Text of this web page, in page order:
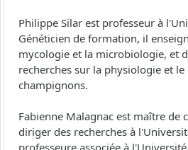
Philippe Silar est professeur à
Généticien de formation, il
mycologie et la microbiologie, et
recherches sur la physiologie et
champignons.
Fabienne Malagnac est maître de
diriger des recherches à